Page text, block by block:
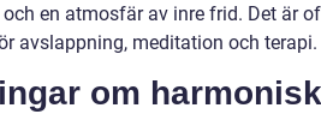
en atmosfär av inre frid. Det är
avslappning, meditation och terapi.
om harmonisk